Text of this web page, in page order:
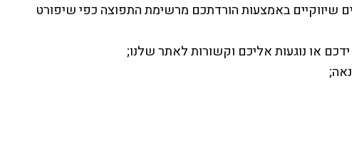
שיווקיים באמצעות הורדתכם מרשימת התפוצה כפי שיפורט
או נוגעות אליכם וקשורות לאתר שלנו;